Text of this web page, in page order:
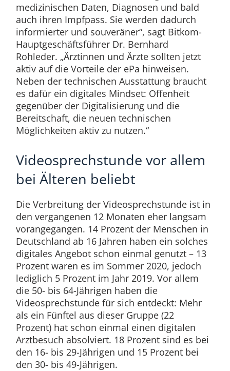
medizinischen Daten, Diagnosen und bald
auch ihren Impfpass. Sie werden dadurch
informierter und souveräner“, sagt Bitkom-
Hauptgeschäftsführer Dr. Bernhard
Rohleder. „Ärztinnen und Ärzte sollten jetzt
aktiv auf die Vorteile der ePa hinweisen.
Neben der technischen Ausstattung braucht
es dafür ein digitales Mindset: Offenheit
gegenüber der Digitalisierung und die
Bereitschaft, die neuen technischen
Möglichkeiten aktiv zu nutzen.“
Videosprechstunde vor allem
bei Älteren beliebt
Die Verbreitung der Videosprechstunde ist in
den vergangenen 12 Monaten eher langsam
vorangegangen. 14 Prozent der Menschen in
Deutschland ab 16 Jahren haben ein solches
digitales Angebot schon einmal genutzt – 13
Prozent waren es im Sommer 2020, jedoch
lediglich 5 Prozent im Jahr 2019. Vor allem
die 50- bis 64-Jährigen haben die
Videosprechstunde für sich entdeckt: Mehr
als ein Fünftel aus dieser Gruppe (22
Prozent) hat schon einmal einen digitalen
Arztbesuch absolviert. 18 Prozent sind es bei
den 16- bis 29-Jährigen und 15 Prozent bei
den 30- bis 49-Jährigen.